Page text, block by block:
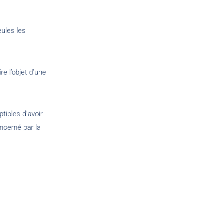
les
l’objet d’une
d’avoir
par la